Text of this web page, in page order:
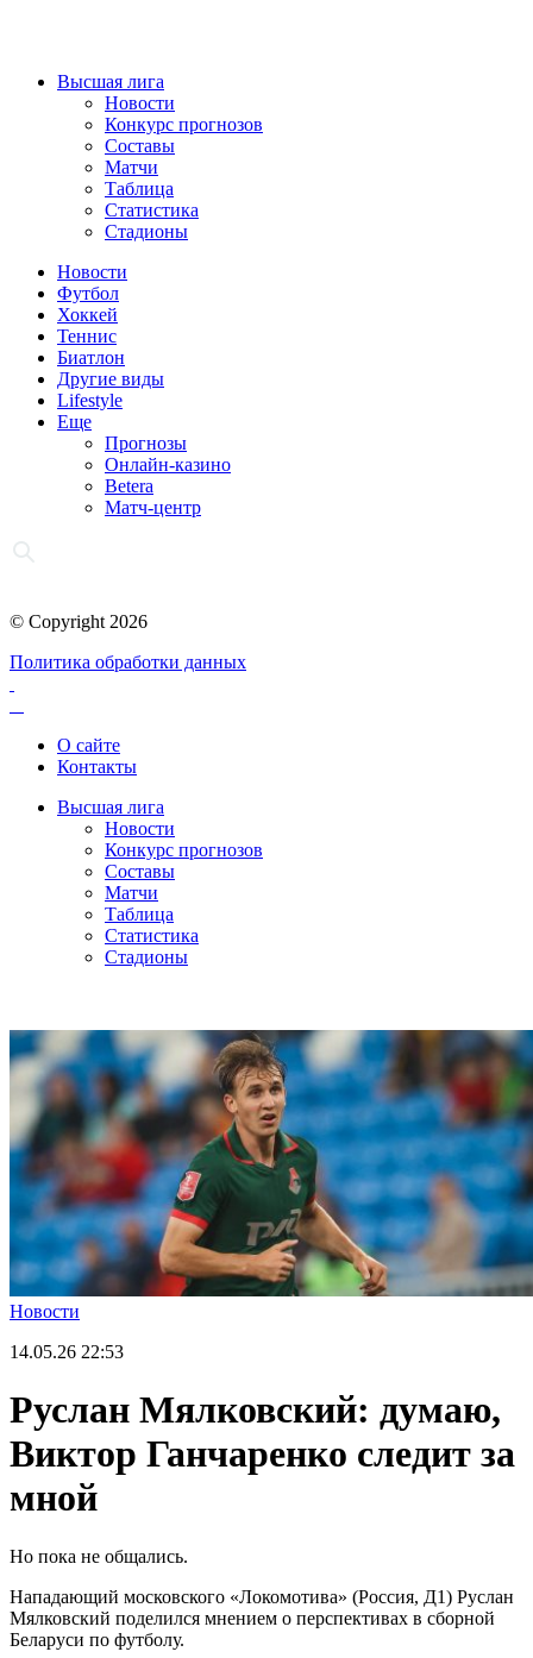
Высшая лига
Новости
Конкурс прогнозов
Составы
Матчи
Таблица
Статистика
Стадионы
Новости
Футбол
Хоккей
Теннис
Биатлон
Другие виды
Lifestyle
Еще
Прогнозы
Онлайн-казино
Betera
Матч-центр
© Copyright 2026
Политика обработки данных
О сайте
Контакты
Высшая лига
Новости
Конкурс прогнозов
Составы
Матчи
Таблица
Статистика
Стадионы
Новости
14.05.26 22:53
Руслан Мялковский: думаю,
Виктор Ганчаренко следит за
мной
Но пока не общались.
Нападающий московского «Локомотива» (Россия, Д1) Руслан
Мялковский поделился мнением о перспективах в сборной
Беларуси по футболу.